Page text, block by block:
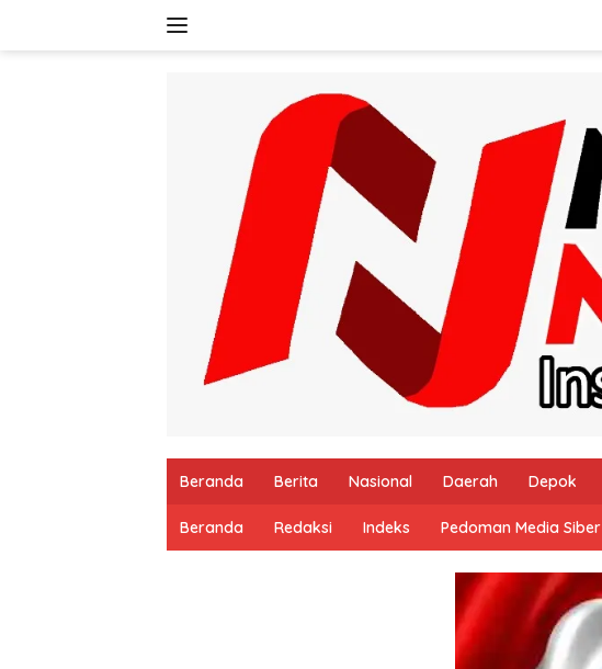
Beranda Berita Nasional Daerah Depok
Beranda Redaksi Indeks Pedoman Media Siber